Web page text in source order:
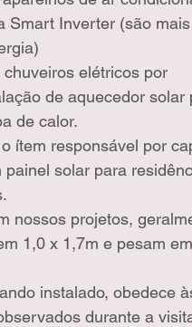
Smart Inverter (são mais
elétricos por
de aquecedor solar
de calor.
ítem responsável por
solar para
nossos projetos,
1,0 x 1,7m e pesam em
instalado, obedece
durante a